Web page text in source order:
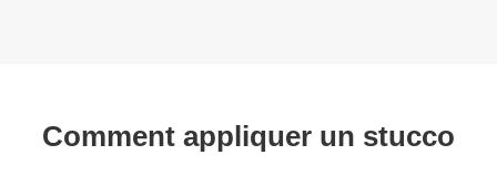
Comment appliquer un stucco